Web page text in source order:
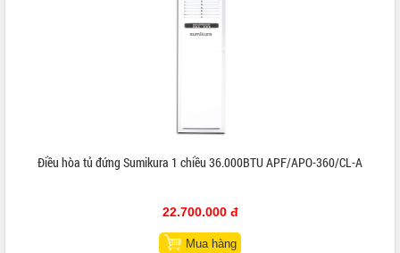
Điều hòa tủ đứng Sumikura 1 chiều 36.000BTU APF/APO-360/CL-A
22.700.000 đ
Mua hàng